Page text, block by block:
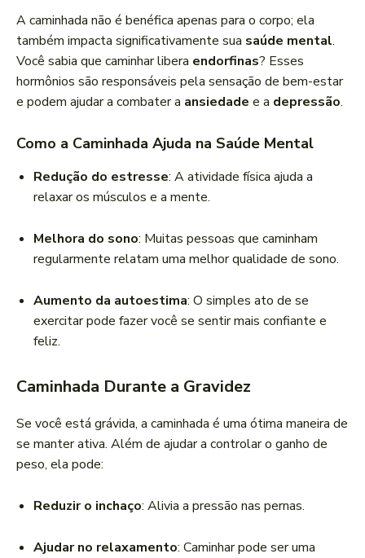
A caminhada não é benéfica apenas para o corpo; ela
também impacta significativamente sua saúde mental.
Você sabia que caminhar libera endorfinas? Esses
hormônios são responsáveis pela sensação de bem-estar
e podem ajudar a combater a ansiedade e a depressão.
Como a Caminhada Ajuda na Saúde Mental
Redução do estresse: A atividade física ajuda a
relaxar os músculos e a mente.
Melhora do sono: Muitas pessoas que caminham
regularmente relatam uma melhor qualidade de sono.
Aumento da autoestima: O simples ato de se
exercitar pode fazer você se sentir mais confiante e
feliz.
Caminhada Durante a Gravidez
Se você está grávida, a caminhada é uma ótima maneira de
se manter ativa. Além de ajudar a controlar o ganho de
peso, ela pode:
Reduzir o inchaço: Alivia a pressão nas pernas.
Ajudar no relaxamento: Caminhar pode ser uma